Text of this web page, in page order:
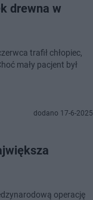
drewna w
trafił chłopiec,
mały pacjent był
dodano 17-6-2025
operację